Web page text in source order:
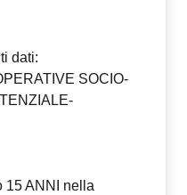
dati:
SOCIO-
15 ANNI nella